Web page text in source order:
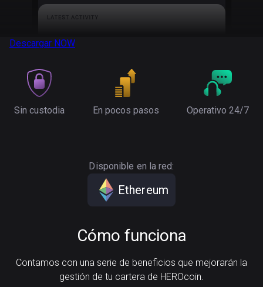
Descargar NOW
Sin custodia En pocos pasos Operativo 24/7
Disponible en la red:
Ethereum
Cómo funciona
Contamos con una serie de beneficios que mejorarán la
gestión de tu cartera de HEROcoin.